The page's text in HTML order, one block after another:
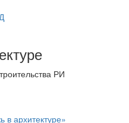
РИ
архитектуре»